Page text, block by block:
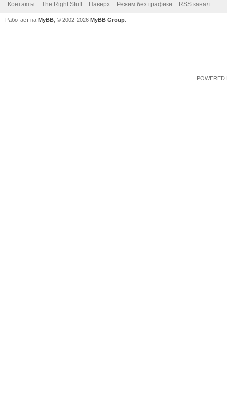
Контакты The Right Stuff Наверх Режим без графики RSS канал
Работает на MyBB , © 2002-2026 MyBB Group